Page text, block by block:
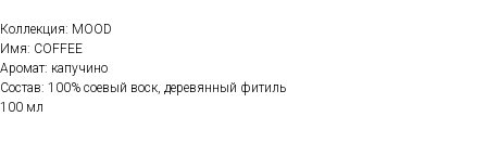
Коллекция: MOOD
Имя: COFFEE
Аромат: капучино
Состав: 100% соевый воск, деревянный фитиль
100 мл